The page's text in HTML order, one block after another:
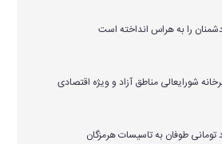
دشمنان را به هراس انداخته است
شورایعالی مناطق آزاد و ویژه اقتصادی